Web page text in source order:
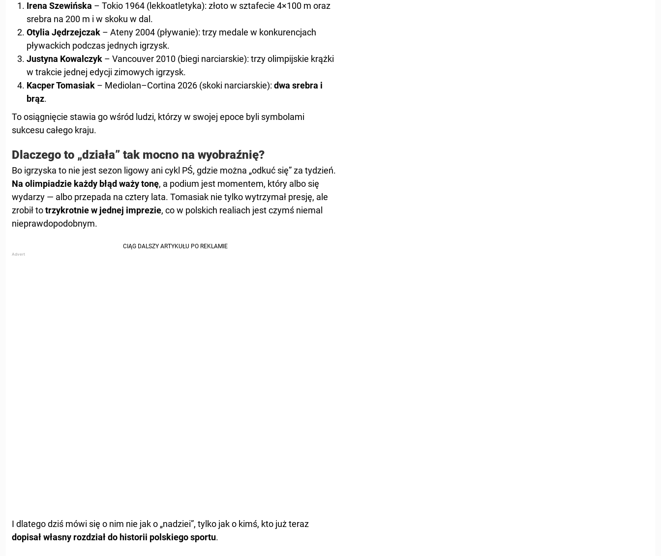
Irena Szewińska – Tokio 1964 (lekkoatletyka): złoto w sztafecie 4×100 m oraz
srebra na 200 m i w skoku w dal.
Otylia Jędrzejczak – Ateny 2004 (pływanie): trzy medale w konkurencjach
pływackich podczas jednych igrzysk.
Justyna Kowalczyk – Vancouver 2010 (biegi narciarskie): trzy olimpijskie krążki
w trakcie jednej edycji zimowych igrzysk.
Kacper Tomasiak – Mediolan–Cortina 2026 (skoki narciarskie): dwa srebra i
brąz.
To osiągnięcie stawia go wśród ludzi, którzy w swojej epoce byli symbolami
sukcesu całego kraju.
Dlaczego to „działa” tak mocno na wyobraźnię?
Bo igrzyska to nie jest sezon ligowy ani cykl PŚ, gdzie można „odkuć się” za tydzień.
Na olimpiadzie każdy błąd waży tonę, a podium jest momentem, który albo się
wydarzy — albo przepada na cztery lata. Tomasiak nie tylko wytrzymał presję, ale
zrobił totrzykrotnie w jednej imprezie, co w polskich realiach jest czymś niemal
nieprawdopodobnym.
I dlatego dziś mówi się o nim nie jak o „nadziei”, tylko jak o kimś, kto już teraz
dopisał własny rozdział do historii polskiego sportu.